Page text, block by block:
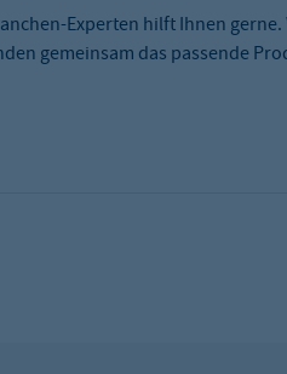
Experten hilft Ihnen
gemeinsam das passende